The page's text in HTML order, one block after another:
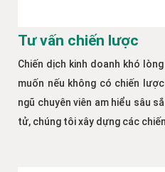
Tư vấn chiến lược
Chiến dịch kinh doanh khó
muốn nếu không có chiến
ngũ chuyên viên am hiểu sâu
tử, chúng tôi xây dựng các